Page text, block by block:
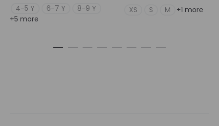
4-5 Y
6-7 Y
8-9 Y
+5 more
price
XS S M +1 more